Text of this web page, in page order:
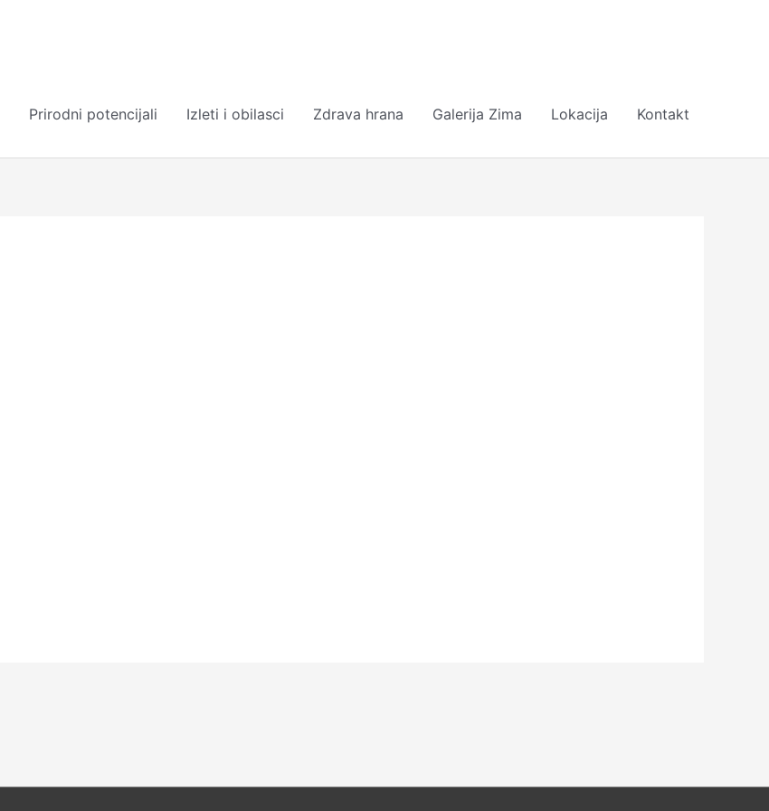
Prirodni potencijali Izleti i obilasci Zdrava hrana Galerija Zima Lokacija Kontakt